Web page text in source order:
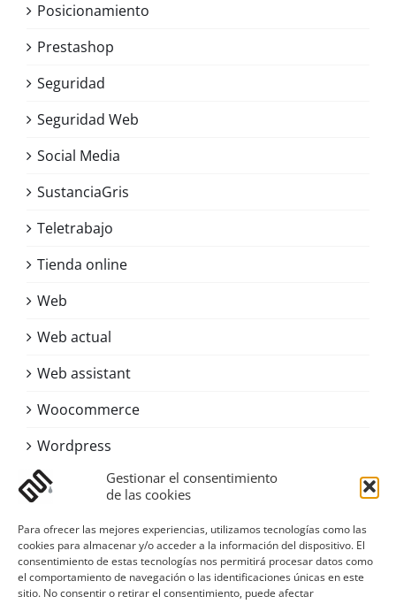
Gestionar el consentimiento
de las cookies
Para ofrecer las mejores experiencias, utilizamos tecnologías como las
cookies para almacenar y/o acceder a la información del dispositivo. El
consentimiento de estas tecnologías nos permitirá procesar datos como
el comportamiento de navegación o las identificaciones únicas en este
sitio. No consentir o retirar el consentimiento, puede afectar
Posicionamiento
Prestashop
Seguridad
Seguridad Web
Social Media
SustanciaGris
Teletrabajo
Tienda online
Web
Web actual
Web assistant
Woocommerce
Wordpress
Asturias
Email:digital@sustanciagris.com
Web:www.sustanciagris.com